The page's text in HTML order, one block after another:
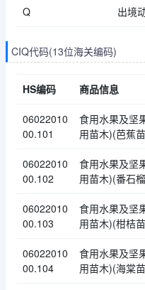
Q 出境
CIQ代码(13位海关编码)
HS编码 商品信息
06022010
00.101
食用水果及坚
用苗木)(芭蕉
06022010
00.102
食用水果及坚
用苗木)(番石
06022010
00.103
食用水果及坚
用苗木)(柑桔
06022010
00.104
食用水果及坚
用苗木)(海棠